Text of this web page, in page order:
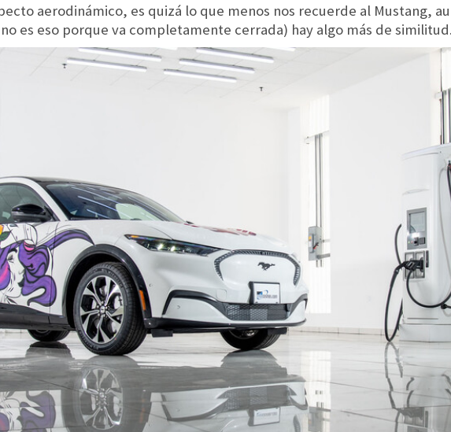
aerodinámico, es quizá lo que menos nos recuerde al Mustang,
es eso porque va completamente cerrada) hay algo más de similitud.